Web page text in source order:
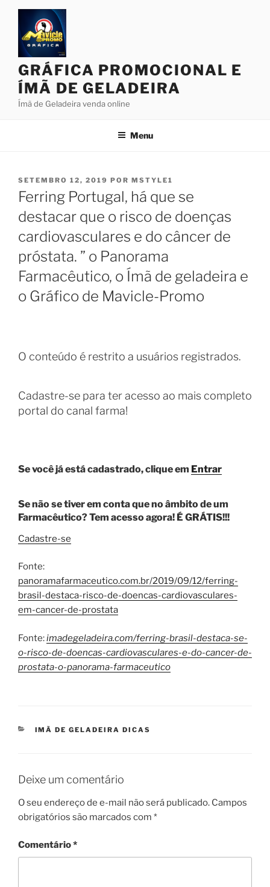
Pular
conteúdo
GRÁFICA PROMOCIONAL E
ÍMÃ DE GELADEIRA
Ímã de Geladeira venda online
Menu
PUBLICADO
EM
SETEMBRO 12, 2019 POR MSTYLE1
Ferring Portugal, há que se
destacar que o risco de doenças
cardiovasculares e do câncer de
próstata. ” o Panorama
Farmacêutico, o Ímã de geladeira e
o Gráfico de Mavicle-Promo
O conteúdo é restrito a usuários registrados.
Cadastre-se para ter acesso ao mais completo
portal do canal farma!
Se você já está cadastrado, clique em Entrar
Se não se tiver em conta que no âmbito de um
Farmacêutico? Tem acesso agora! É GRÁTIS!!!
Cadastre-se
Fonte:
panoramafarmaceutico.com.br/2019/09/12/ferring-
brasil-destaca-risco-de-doencas-cardiovasculares-
em-cancer-de-prostata
Fonte:imadegeladeira.com/ferring-brasil-destaca-se-
o-risco-de-doencas-cardiovasculares-e-do-cancer-de-
prostata-o-panorama-farmaceutico
CATEGORIAS
IMÃ DE GELADEIRA DICAS
Deixe um comentário
O seu endereço de e-mail não será publicado. Campos
obrigatórios são marcados com *
Comentário*